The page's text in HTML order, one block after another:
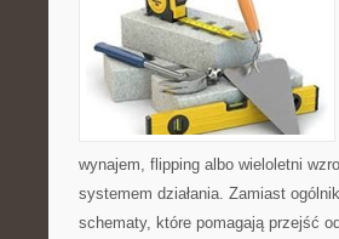
wynajem, flipping albo wieloletni
systemem działania. Zamiast
schematy, które pomagają przejść